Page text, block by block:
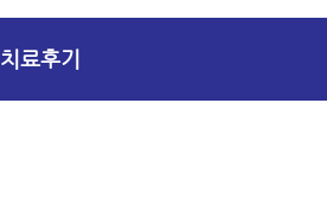
치료후기